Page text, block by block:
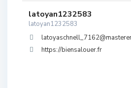
latoyan1232583
latoyan1232583
https://biensalouer.fr